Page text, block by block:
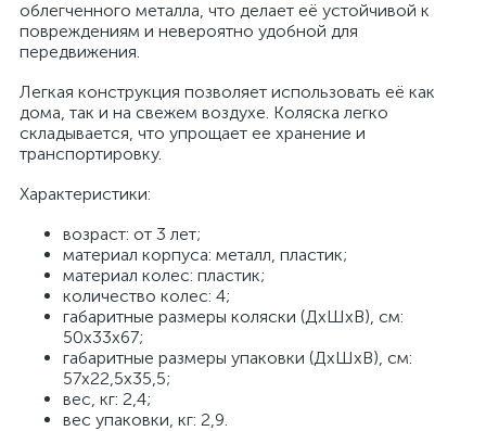
облегченного металла, что делает её устойчивой к
повреждениям и невероятно удобной для
передвижения.
Легкая конструкция позволяет использовать её как
дома, так и на свежем воздухе. Коляска легко
складывается, что упрощает ее хранение и
транспортировку.
Характеристики:
возраст: от 3 лет;
материал корпуса: металл, пластик;
материал колес: пластик;
количество колес: 4;
габаритные размеры коляски (ДхШхВ), см:
50х33х67;
габаритные размеры упаковки (ДхШхВ), см:
57х22,5x35,5;
вес, кг: 2,4;
вес упаковки, кг: 2,9.